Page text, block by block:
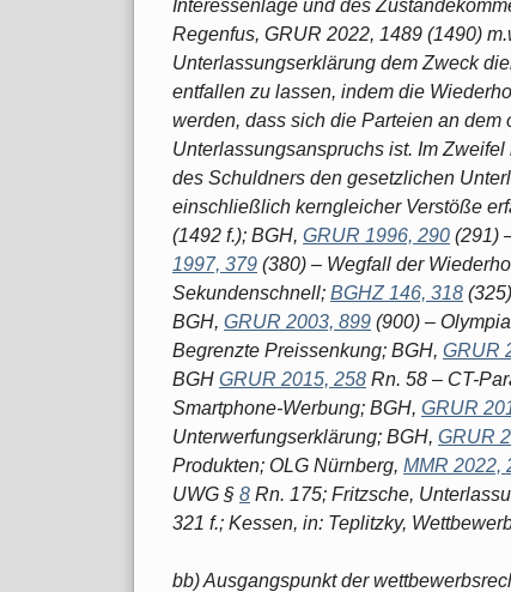
Interessenlage und des
Regenfus, GRUR 2022, 1489 (1490)
Unterlassungserklärung dem Zweck
entfallen zu lassen, indem die
werden, dass sich die Parteien an
Unterlassungsanspruchs ist. Im
des Schuldners den gesetzlichen
einschließlich kerngleicher Verstöße
(1492 f.); BGH, GRUR 1996, 290 (291)
1997, 379 (380) – Wegfall der
Sekundenschnell; BGHZ 146, 318
BGH, GRUR 2003, 899 (900) –
Begrenzte Preissenkung; BGH, GRUR
BGH GRUR 2015, 258 Rn. 58 – CT-
Smartphone-Werbung; BGH, GRUR
Unterwerfungserklärung; BGH, GRUR
Produkten; OLG Nürnberg, MMR 2022,
UWG § 8 Rn. 175; Fritzsche,
321 f.; Kessen, in: Teplitzky,
bb) Ausgangspunkt der